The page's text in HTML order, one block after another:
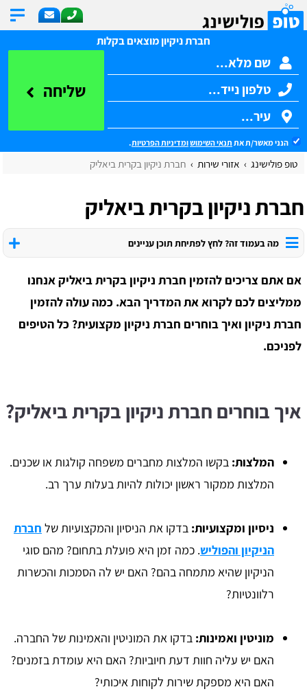
חברת ניקיון מוצאים בקלות
שליחה
הנני מאשר/ת את תנאי השימושומדיניות הפרטיות.
טופ פולישינג אזורי שירות חברת ניקיון בקרית ביאליק
חברת ניקיון בקרית ביאליק
מה בעמוד זה? לחץ לפתיחת תוכן עניינים
אם אתם צריכים להזמין חברת ניקיון בקרית ביאליק אנחנו
ממליצים לכם לקרוא את המדריך הבא. כמה עולה להזמין
חברת ניקיון ואיך בוחרים חברת ניקיון מקצועית? כל הטיפים
לפניכם.
איך בוחרים חברת ניקיון בקרית ביאליק?
המלצות: בקשו המלצות מחברים משפחה קולגות או שכנים.
המלצות ממקור ראשון יכולות להיות בעלות ערך רב.
ניסיון ומקצועיות: בדקו את הניסיון והמקצועיות של חברת
הניקיון והפוליש. כמה זמן היא פועלת בתחום? מהם סוגי
הניקיון שהיא מתמחה בהם? האם יש לה הסמכות והכשרות
רלוונטיות?
מוניטין ואמינות: בדקו את המוניטין והאמינות של החברה.
האם יש עליה חוות דעת חיוביות? האם היא עומדת בזמנים?
האם היא מספקת שירות לקוחות איכותי?